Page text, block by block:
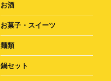
お酒
お菓子・スイーツ
麺類
鍋セット